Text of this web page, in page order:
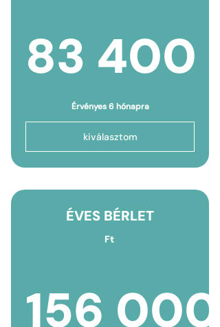
83 400
83
Érvényes 6 hónapra
kiválasztom
ÉVES BÉRLET
Ft
156 000